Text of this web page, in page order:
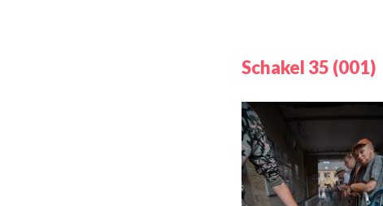
Schakel 35 (001)